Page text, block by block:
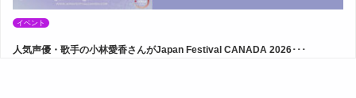
イベント
人気声優・歌手の小林愛香さんがJapan Festival CANADA 2026･･･